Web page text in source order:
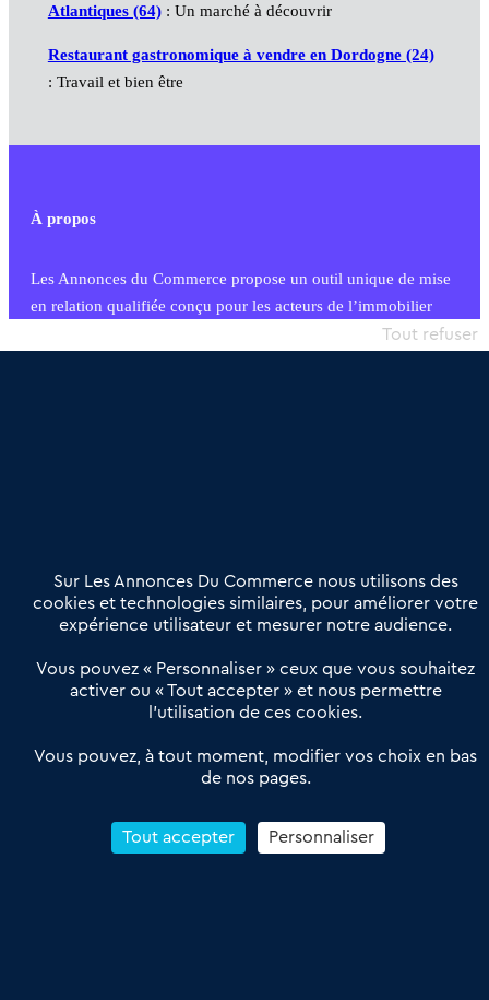
Atlantiques (64): Un marché à découvrir
Restaurant gastronomique à vendre en Dordogne (24)
: Travail et bien être
À propos
Les Annonces du Commerce propose un outil unique de mise
en relation qualifiée conçu pour les acteurs de l’immobilier
commercial et les collectivités territoriales, simple et intégrant
Offres Pro
Actualités
Qui sommes nous ?
Derniers articles
Réseau 3C : un partenaire national dédié aux transactions
Petitscommerces : Un partenariat au service du commerce de
proximité et des territoires
Reprendre un Restaurant Rapide
Sur Les Annonces Du Commerce nous utilisons des
cookies et technologies similaires, pour améliorer votre
expérience utilisateur et mesurer notre audience.
Vous pouvez « Personnaliser » ceux que vous souhaitez
activer ou « Tout accepter » et nous permettre
l’utilisation de ces cookies.
Vous pouvez, à tout moment, modifier vos choix en bas
de nos pages.
Tout accepter
Tout refuser
Personnaliser